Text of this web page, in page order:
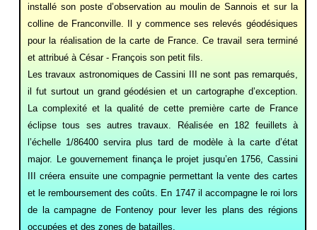
installé son poste d’observation au moulin de Sannois et sur la
colline de Franconville. Il y commence ses relevés géodésiques
pour la réalisation de la carte de France. Ce travail sera terminé
et attribué à César - François son petit fils.
Les travaux astronomiques de Cassini III ne sont pas remarqués,
il fut surtout un grand géodésien et un cartographe d’exception.
La complexité et la qualité de cette première carte de France
éclipse tous ses autres travaux. Réalisée en 182 feuillets à
l’échelle 1/86400 servira plus tard de modèle à la carte d’état
major. Le gouvernement finança le projet jusqu’en 1756, Cassini
III créera ensuite une compagnie permettant la vente des cartes
et le remboursement des coûts. En 1747 il accompagne le roi lors
de la campagne de Fontenoy pour lever les plans des régions
occupées et des zones de batailles.